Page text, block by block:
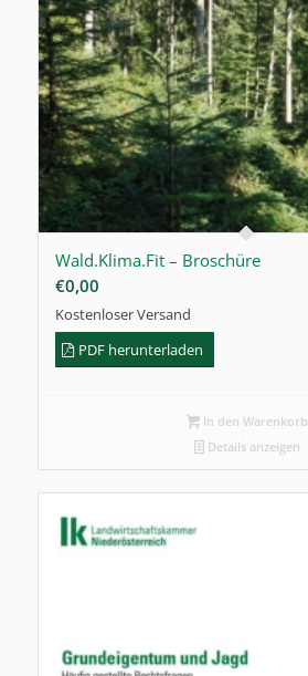
Wald.Klima.Fit – Broschüre
€0,00
Kostenloser Versand
PDF herunterladen
In den Warenkorb
Details anzeigen